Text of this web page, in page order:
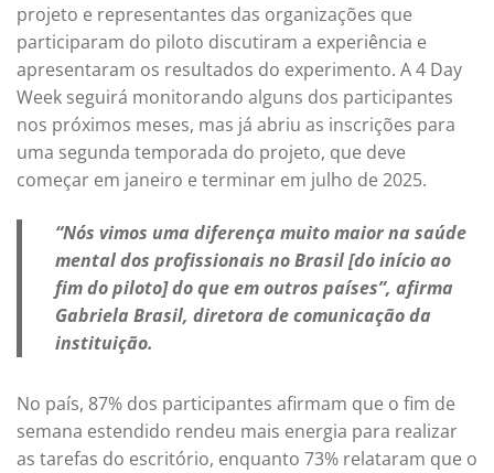
projeto e representantes das organizações que
participaram do piloto discutiram a experiência e
apresentaram os resultados do experimento. A 4 Day
Week seguirá monitorando alguns dos participantes
nos próximos meses, mas já abriu as inscrições para
uma segunda temporada do projeto, que deve
começar em janeiro e terminar em julho de 2025.
“Nós vimos uma diferença muito maior na saúde
mental dos profissionais no Brasil [do início ao
fim do piloto] do que em outros países”, afirma
Gabriela Brasil, diretora de comunicação da
instituição.
No país, 87% dos participantes afirmam que o fim de
semana estendido rendeu mais energia para realizar
as tarefas do escritório, enquanto 73% relataram que o